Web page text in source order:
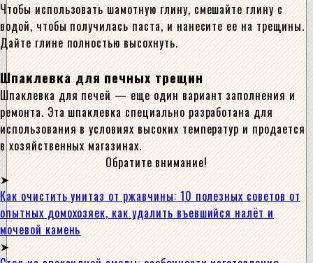
Чтобы использовать шамотную глину, смешайте глину с
водой, чтобы получилась паста, и нанесите ее на трещины.
Дайте глине полностью высохнуть.
Шпаклевка для печных трещин
Шпаклевка для печей — еще один вариант заполнения и
ремонта. Эта шпаклевка специально разработана для
использования в условиях высоких температур и продается
в хозяйственных магазинах.
Обратите внимание!
Как очистить унитаз от ржавчины: 10 полезных советов от
опытных домохозяек, как удалить въевшийся налёт и
мочевой камень